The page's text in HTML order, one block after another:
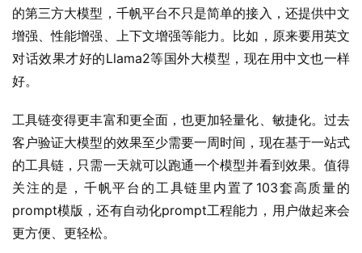
的第三方大模型，千帆平台不只是简单的接入，还提供中文
增强、性能增强、上下文增强等能力。比如，原来要用英文
对话效果才好的Llama2等国外大模型，现在用中文也一样
好。
工具链变得更丰富和更全面，也更加轻量化、敏捷化。过去
客户验证大模型的效果至少需要一周时间，现在基于一站式
的工具链，只需一天就可以跑通一个模型并看到效果。值得
关注的是，千帆平台的工具链里内置了103套高质量的
prompt模版，还有自动化prompt工程能力，用户做起来会
更方便、更轻松。